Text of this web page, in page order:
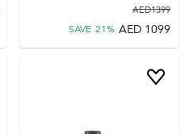
1399
AED
1099
AED
SAVE 21%